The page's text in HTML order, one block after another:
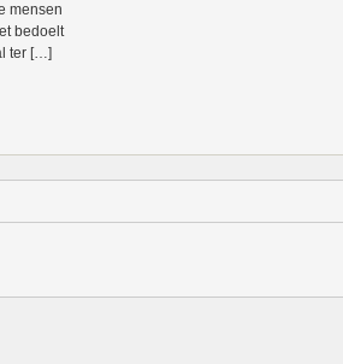
mensen
bedoelt
ter […]